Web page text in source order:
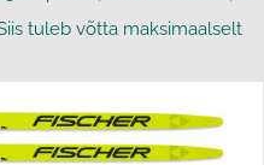
tuleb võtta maksimaalselt